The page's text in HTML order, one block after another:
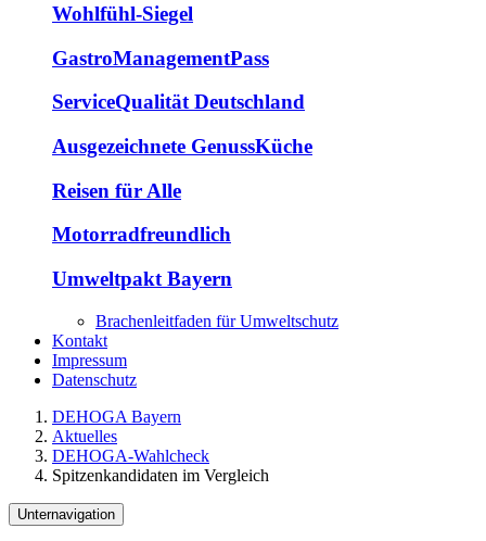
Wohlfühl-Siegel
GastroManagementPass
ServiceQualität Deutschland
Ausgezeichnete GenussKüche
Reisen für Alle
Motorradfreundlich
Umweltpakt Bayern
Brachenleitfaden für Umweltschutz
Kontakt
Impressum
Datenschutz
DEHOGA Bayern
Aktuelles
DEHOGA-Wahlcheck
Spitzenkandidaten im Vergleich
Unternavigation